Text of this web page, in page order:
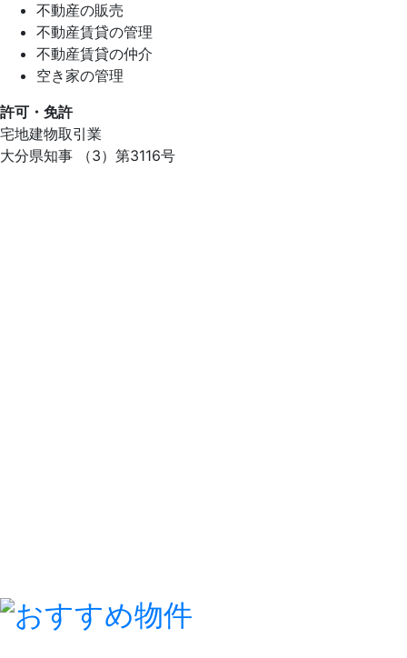
不動産の販売
不動産賃貸の管理
不動産賃貸の仲介
空き家の管理
許可・免許
宅地建物取引業
大分県知事 （3）第3116号